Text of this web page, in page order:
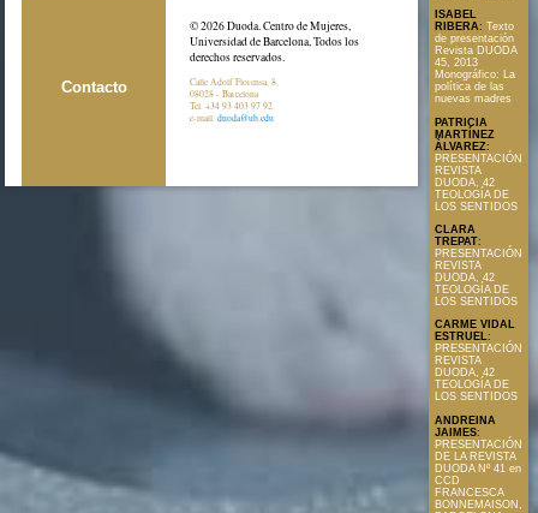
Contacto
© 2026 Duoda. Centro de Mujeres,
Universidad de Barcelona, Todos los
derechos reservados.
Calle Adolf Florensa, 8,
08028 - Barcelona
Tel. +34 93 403 97 92.
e-mail:duoda@ub.edu
ISABEL
RIBERA: Texto
de presentación
Revista DUODA
45, 2013
Monográfico: La
política de las
nuevas madres
PATRICIA
MARTÍNEZ
ÀLVAREZ:
PRESENTACIÓN
REVISTA
DUODA, 42
TEOLOGÍA DE
LOS SENTIDOS
CLARA
TREPAT:
PRESENTACIÓN
REVISTA
DUODA, 42
TEOLOGÍA DE
LOS SENTIDOS
CARME VIDAL
ESTRUEL:
PRESENTACIÓN
REVISTA
DUODA, 42
TEOLOGÍA DE
LOS SENTIDOS
ANDREINA
JAIMES:
PRESENTACIÓN
DE LA REVISTA
DUODA Nº 41 en
CCD
FRANCESCA
BONNEMAISON,